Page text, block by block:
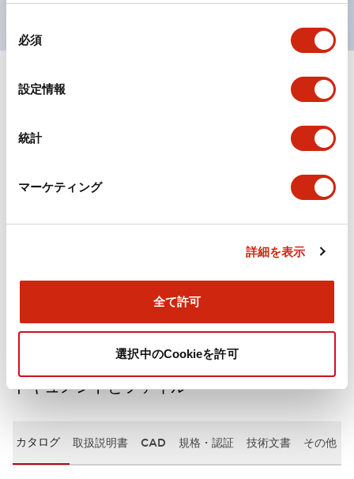
必須
設定情報
統計
マーケティング
詳細を表示
全て許可
選択中のCookieを許可
仕様 すべて展開 +
ドキュメントとファイル
カタログ 取扱説明書 CAD 規格・認証 技術文書 その他